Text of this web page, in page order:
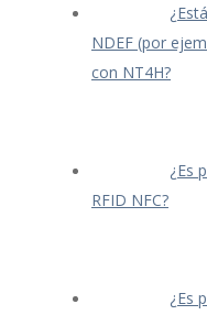
NDEF (por
con NT4H?
¿Es
RFID NFC?
¿Es